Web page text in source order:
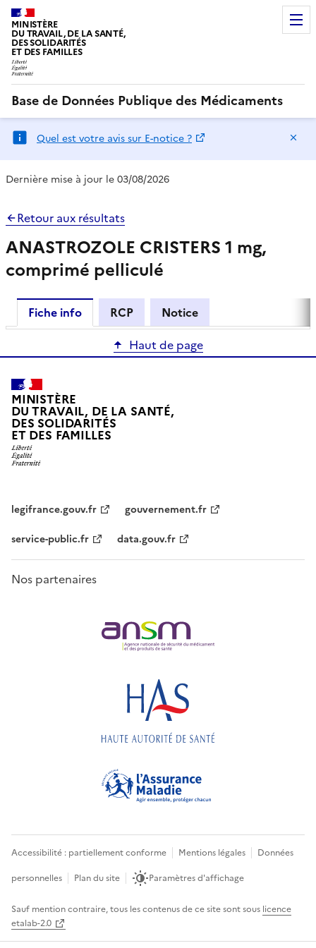
MINISTÈRE
DU TRAVAIL, DE LA SANTÉ,
DES SOLIDARITÉS
ET DES FAMILLES
Base de Données Publique des Médicaments
Quel est votre avis sur E-notice ?
Dernière mise à jour le 03/08/2026
Retour aux résultats
ANASTROZOLE CRISTERS 1 mg,
comprimé pelliculé
Fiche info RCP
Notice
Haut de page
MINISTÈRE
DU TRAVAIL, DE LA SANTÉ,
DES SOLIDARITÉS
ET DES FAMILLES
legifrance.gouv.fr
gouvernement.fr
service-public.fr
data.gouv.fr
Nos partenaires
Accessibilité : partiellement conforme Mentions légales
Données
personnelles
Plan du site Paramètres d'affichage
Sauf mention contraire, tous les contenus de ce site sont sous licence
etalab-2.0